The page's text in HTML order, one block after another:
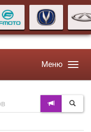
Меню